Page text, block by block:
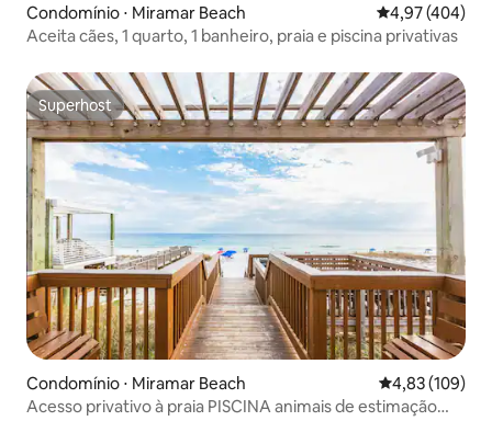
Condomínio ⋅ Miramar Beach 4,97 de uma
4,97 (404)
Aceita cães, 1 quarto, 1 banheiro, praia e piscina privativas
Superhost
Superhost
Condomínio ⋅ Miramar Beach 4,83 de uma
4,83 (109)
Acesso privativo à praia PISCINA animais de estimação